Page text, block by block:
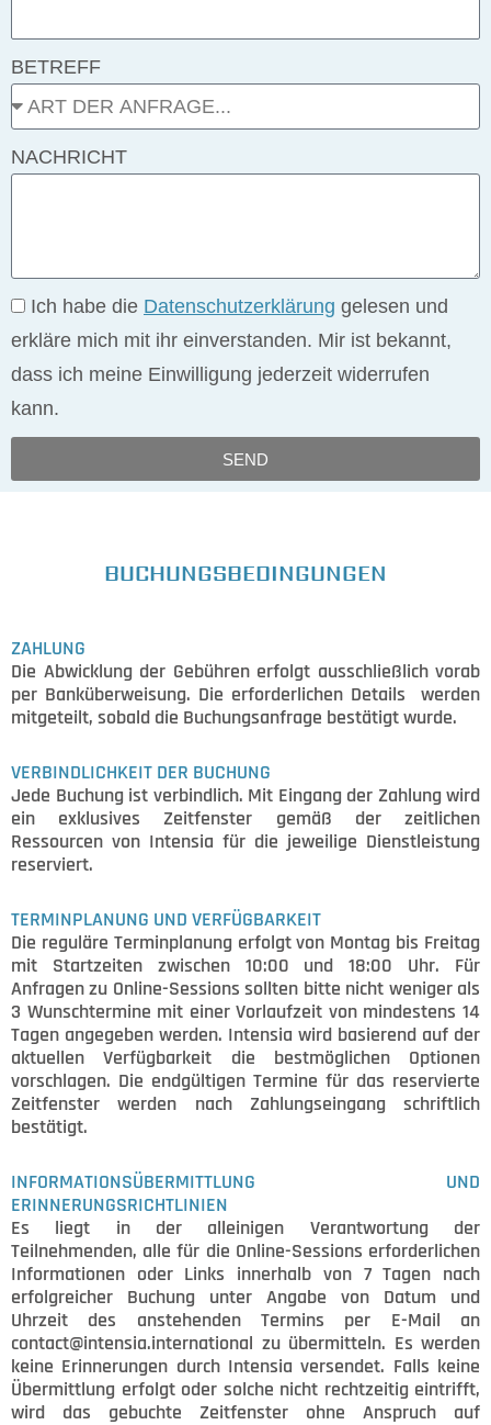
BETREFF
NACHRICHT
Ich habe die Datenschutzerklärung gelesen und
erkläre mich mit ihr einverstanden. Mir ist bekannt,
dass ich meine Einwilligung jederzeit widerrufen
kann.
SEND
BUCHUNGSBEDINGUNGEN
ZAHLUNG
Die Abwicklung der Gebühren erfolgt ausschließlich vorab
per Banküberweisung. Die erforderlichen Details werden
mitgeteilt, sobald die Buchungsanfrage bestätigt wurde.
VERBINDLICHKEIT DER BUCHUNG
Jede Buchung ist verbindlich. Mit Eingang der Zahlung wird
ein exklusives Zeitfenster gemäß der zeitlichen
Ressourcen von Intensia für die jeweilige Dienstleistung
reserviert.
TERMINPLANUNG UND VERFÜGBARKEIT
Die reguläre Terminplanung erfolgt von Montag bis Freitag
mit Startzeiten zwischen 10:00 und 18:00 Uhr. Für
Anfragen zu Online-Sessions sollten bitte nicht weniger als
3 Wunschtermine mit einer Vorlaufzeit von mindestens 14
Tagen angegeben werden. Intensia wird basierend auf der
aktuellen Verfügbarkeit die bestmöglichen Optionen
vorschlagen. Die endgültigen Termine für das reservierte
Zeitfenster werden nach Zahlungseingang schriftlich
bestätigt.
INFORMATIONSÜBERMITTLUNG UND
ERINNERUNGSRICHTLINIEN
Es liegt in der alleinigen Verantwortung der
Teilnehmenden, alle für die Online-Sessions erforderlichen
Informationen oder Links innerhalb von 7 Tagen nach
erfolgreicher Buchung unter Angabe von Datum und
Uhrzeit des anstehenden Termins per E-Mail an
contact@intensia.international zu übermitteln. Es werden
keine Erinnerungen durch Intensia versendet. Falls keine
Übermittlung erfolgt oder solche nicht rechtzeitig eintrifft,
wird das gebuchte Zeitfenster ohne Anspruch auf